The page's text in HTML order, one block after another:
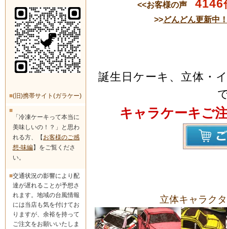
■(旧)携帯サイト(ガラケー)
■
「冷凍ケーキって本当に
美味しいの！？」と思わ
れる方、【 お客様のご感
想-味編】をご覧くださ
い。
■交通状況の影響により配
達が遅れることが予想さ
れます。地域の台風情報
には当店も気を付けてお
りますが、余裕を持って
ご注文をお願いいたしま
<<お客様の声 4146
>>どんどん更新中
誕生日ケーキ、立体・
キャラケーキご
立体キャラク